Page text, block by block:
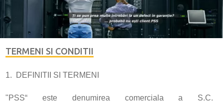
TERMENI SI CONDITII
1. DEFINITII SI TERMENI
"PSS“ este denumirea comerciala a S.C.